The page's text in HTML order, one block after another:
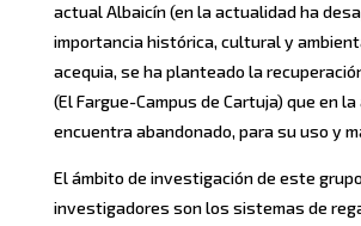
actual Albaicín (en la actualidad ha
importancia histórica, cultural y
acequia, se ha planteado la
(El Fargue-Campus de Cartuja) que en
encuentra abandonado, para su uso y
El ámbito de investigación de este
investigadores son los sistemas de